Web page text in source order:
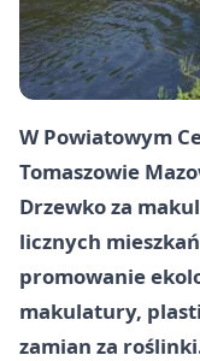
W Powiatowym
Tomaszowie
Drzewko za
licznych
promowanie
makulatury,
zamian za